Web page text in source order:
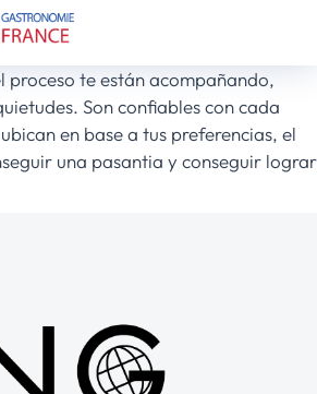
proceso te están acompañando,
Son confiables con cada
en base a tus preferencias, el
una pasantia y conseguir lograr